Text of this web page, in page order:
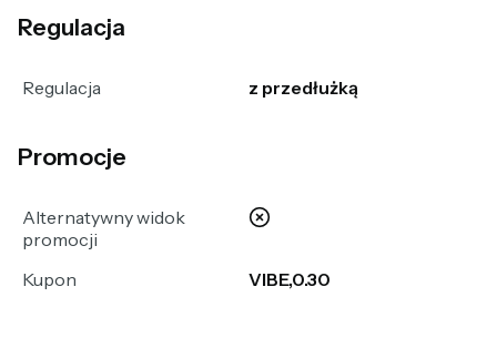
Regulacja
Regulacja z przedłużką
Promocje
Alternatywny widok
promocji
nie
Kupon VIBE,0.30